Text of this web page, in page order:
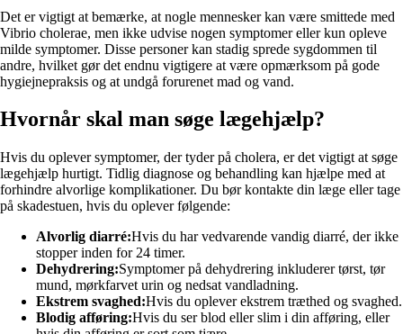
Det er vigtigt at bemærke, at nogle mennesker kan være smittede med
Vibrio cholerae, men ikke udvise nogen symptomer eller kun opleve
milde symptomer. Disse personer kan stadig sprede sygdommen til
andre, hvilket gør det endnu vigtigere at være opmærksom på gode
hygiejnepraksis og at undgå forurenet mad og vand.
Hvornår skal man søge lægehjælp?
Hvis du oplever symptomer, der tyder på cholera, er det vigtigt at søge
lægehjælp hurtigt. Tidlig diagnose og behandling kan hjælpe med at
forhindre alvorlige komplikationer. Du bør kontakte din læge eller tage
på skadestuen, hvis du oplever følgende:
Alvorlig diarré:Hvis du har vedvarende vandig diarré, der ikke
stopper inden for 24 timer.
Dehydrering:Symptomer på dehydrering inkluderer tørst, tør
mund, mørkfarvet urin og nedsat vandladning.
Ekstrem svaghed:Hvis du oplever ekstrem træthed og svaghed.
Blodig afføring:Hvis du ser blod eller slim i din afføring, eller